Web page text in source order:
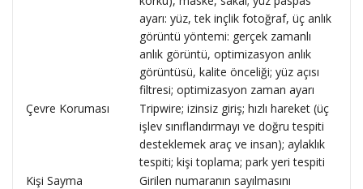
ayarı: yüz, tek inçlik fotoğraf, üç anlık
görüntü yöntemi: gerçek zamanlı
anlık görüntü, optimizasyon anlık
görüntüsü, kalite önceliği; yüz açısı
filtresi; optimizasyon zaman ayarı
Çevre Koruması
Tripwire; izinsiz giriş; hızlı hareket (üç
işlev sınıflandırmayı ve doğru tespiti
desteklemek araç ve insan); aylaklık
tespiti; kişi toplama; park yeri tespiti
Kişi Sayma
Girilen numaranın sayılmasını